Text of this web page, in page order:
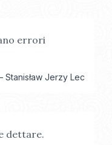
errori
Stanisław Jerzy Lec
dettare.